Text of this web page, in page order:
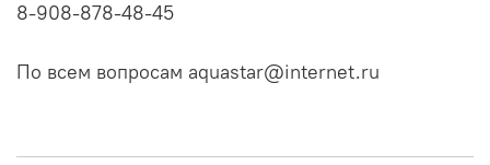
8-908-878-48-45
По всем вопросам aquastar@internet.ru